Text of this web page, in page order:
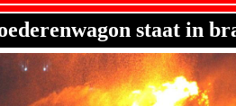
staat in